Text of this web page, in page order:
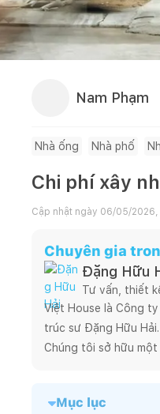
Nam Phạm
Nhà ống Nhà phố
Chi phí xây
Cập nhật ngày 06/05/2026,
Chuyên gia
Đặng Hữu
Tư vấn, thiết
Việt House là Công
trúc sư Đặng Hữu Hải.
Chúng tôi sở hữu
Chúng tôi tiếp cận
Mục lục